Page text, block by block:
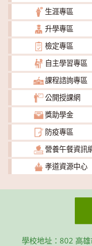
生涯專區
升學專區
檢定專區
自主學習專區
課程諮詢專區
公開授課網
獎助學金
防疫專區
營養午餐資訊
孝道資源中心
學校地址：802 高